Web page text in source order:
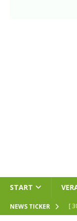
START
NEWS TICKER [